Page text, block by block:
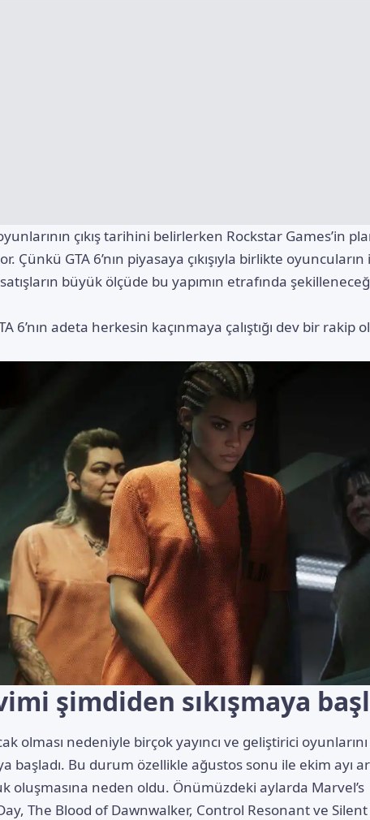
çıkış tarihini belirlerken Rockstar Games’in
Çünkü GTA 6’nın piyasaya çıkışıyla birlikte
büyük ölçüde bu yapımın etrafında
6’nın adeta herkesin kaçınmaya çalıştığı dev bir rakip
şimdiden sıkışmaya
olması nedeniyle birçok yayıncı ve geliştirici
başladı. Bu durum özellikle ağustos sonu ile ekim ayı
oluşmasına neden oldu. Önümüzdeki aylarda Marvel’s
The Blood of Dawnwalker, Control Resonant ve